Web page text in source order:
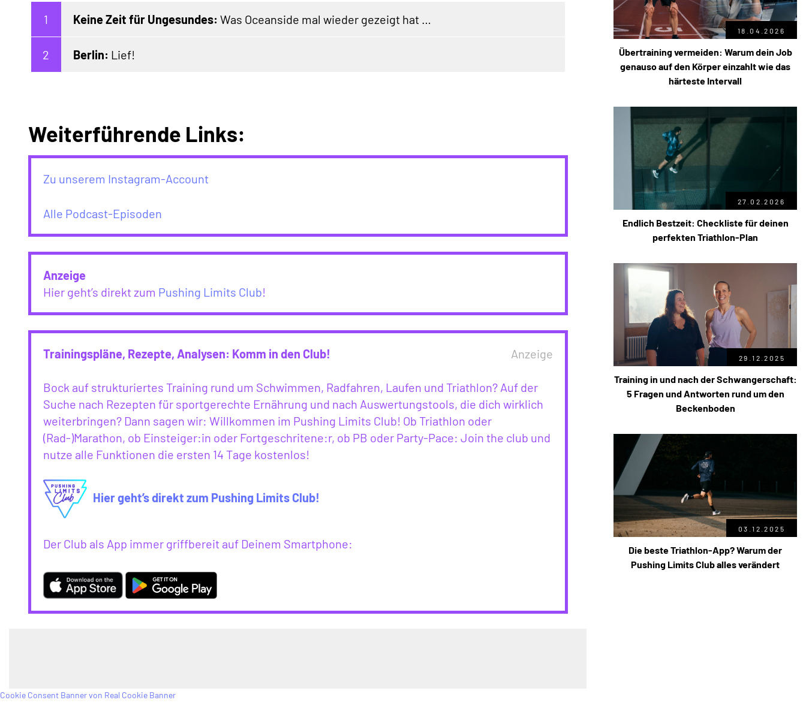
Keine Zeit für Ungesundes: Was Oceanside mal wieder gezeigt hat …
Berlin: Lief!
Weiterführende Links:
Zu unserem Instagram-Account
Alle Podcast-Episoden
Anzeige
Hier geht’s direkt zum Pushing Limits Club!
Trainingspläne, Rezepte, Analysen: Komm in den Club! Anzeige
Bock auf strukturiertes Training rund um Schwimmen, Radfahren, Laufen und Triathlon? Auf der
Suche nach Rezepten für sportgerechte Ernährung und nach Auswertungstools, die dich wirklich
weiterbringen? Dann sagen wir: Willkommen im Pushing Limits Club! Ob Triathlon oder
(Rad-)Marathon, ob Einsteiger:in oder Fortgeschritene:r, ob PB oder Party-Pace: Join the club und
nutze alle Funktionen die ersten 14 Tage kostenlos!
Hier geht’s direkt zum Pushing Limits Club!
Der Club als App immer griffbereit auf Deinem Smartphone:
18.04.2026
Übertraining vermeiden: Warum dein Job
genauso auf den Körper einzahlt wie das
härteste Intervall
27.02.2026
Endlich Bestzeit: Checkliste für deinen
perfekten Triathlon-Plan
29.12.2025
Training in und nach der Schwangerschaft:
5 Fragen und Antworten rund um den
Beckenboden
03.12.2025
Die beste Triathlon-App? Warum der
Pushing Limits Club alles verändert
Cookie Consent Banner von Real Cookie Banner